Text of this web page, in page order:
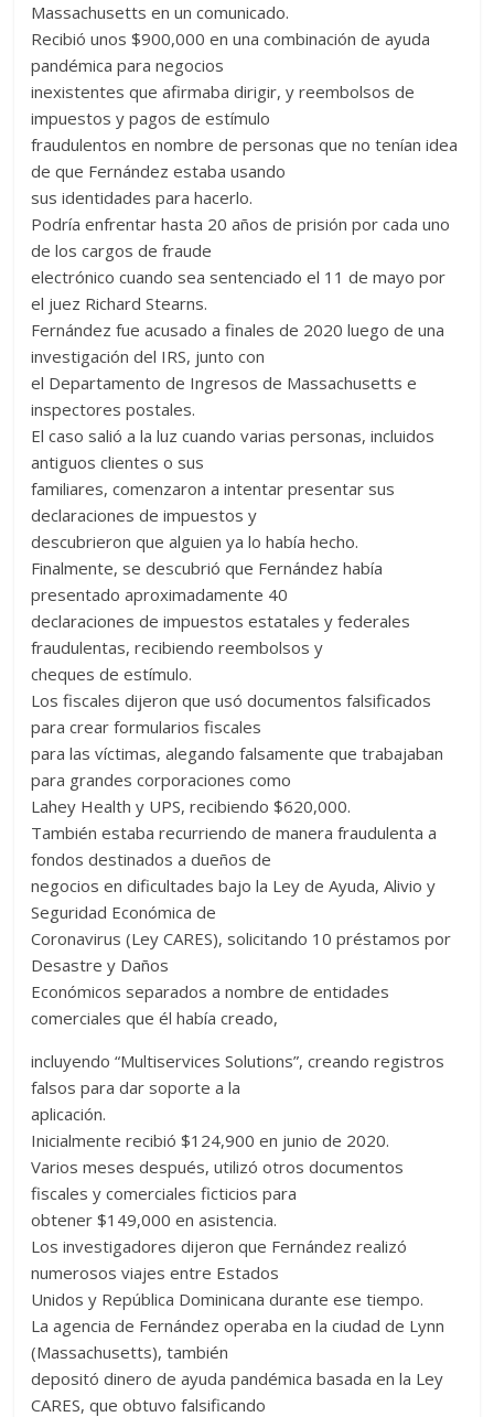
Massachusetts en un comunicado.
Recibió unos $900,000 en una combinación de ayuda
pandémica para negocios
inexistentes que afirmaba dirigir, y reembolsos de
impuestos y pagos de estímulo
fraudulentos en nombre de personas que no tenían idea
de que Fernández estaba usando
sus identidades para hacerlo.
Podría enfrentar hasta 20 años de prisión por cada uno
de los cargos de fraude
electrónico cuando sea sentenciado el 11 de mayo por
el juez Richard Stearns.
Fernández fue acusado a finales de 2020 luego de una
investigación del IRS, junto con
el Departamento de Ingresos de Massachusetts e
inspectores postales.
El caso salió a la luz cuando varias personas, incluidos
antiguos clientes o sus
familiares, comenzaron a intentar presentar sus
declaraciones de impuestos y
descubrieron que alguien ya lo había hecho.
Finalmente, se descubrió que Fernández había
presentado aproximadamente 40
declaraciones de impuestos estatales y federales
fraudulentas, recibiendo reembolsos y
cheques de estímulo.
Los fiscales dijeron que usó documentos falsificados
para crear formularios fiscales
para las víctimas, alegando falsamente que trabajaban
para grandes corporaciones como
Lahey Health y UPS, recibiendo $620,000.
También estaba recurriendo de manera fraudulenta a
fondos destinados a dueños de
negocios en dificultades bajo la Ley de Ayuda, Alivio y
Seguridad Económica de
Coronavirus (Ley CARES), solicitando 10 préstamos por
Desastre y Daños
Económicos separados a nombre de entidades
comerciales que él había creado,
incluyendo “Multiservices Solutions”, creando registros
falsos para dar soporte a la
aplicación.
Inicialmente recibió $124,900 en junio de 2020.
Varios meses después, utilizó otros documentos
fiscales y comerciales ficticios para
obtener $149,000 en asistencia.
Los investigadores dijeron que Fernández realizó
numerosos viajes entre Estados
Unidos y República Dominicana durante ese tiempo.
La agencia de Fernández operaba en la ciudad de Lynn
(Massachusetts), también
depositó dinero de ayuda pandémica basada en la Ley
CARES, que obtuvo falsificando